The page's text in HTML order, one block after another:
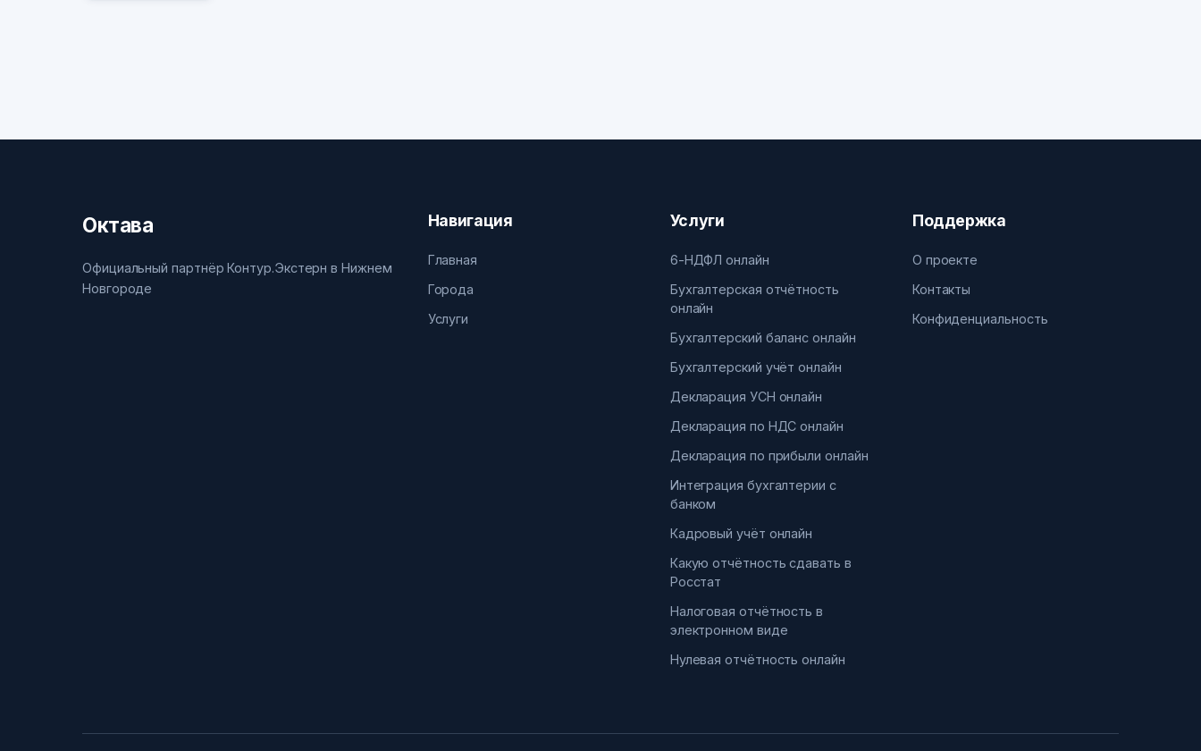
Октава
Официальный партнёр Контур.Экстерн в Нижнем
Новгороде
Навигация
Главная
Города
Услуги
Услуги
6-НДФЛ онлайн
Бухгалтерская отчётность
онлайн
Бухгалтерский баланс онлайн
Бухгалтерский учёт онлайн
Декларация УСН онлайн
Декларация по НДС онлайн
Декларация по прибыли онлайн
Интеграция бухгалтерии с
банком
Кадровый учёт онлайн
Какую отчётность сдавать в
Росстат
Налоговая отчётность в
электронном виде
Нулевая отчётность онлайн
Поддержка
О проекте
Контакты
Конфиденциальность